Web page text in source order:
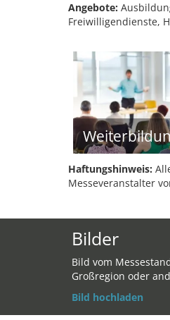
Angebote:
Freiwilligendienste,
Haftungshinweis:
Messeveranstalter
Bilder
Bild vom
Großregion oder
Bild hochladen